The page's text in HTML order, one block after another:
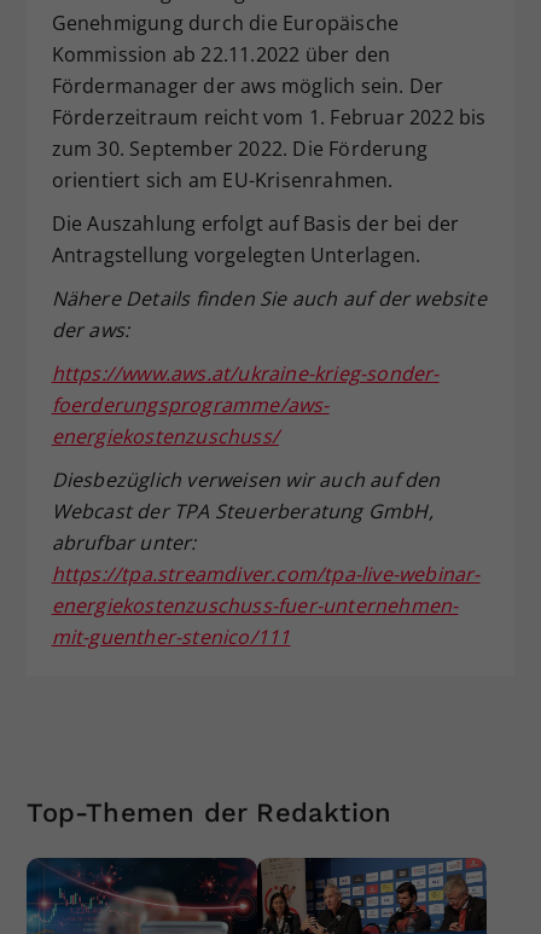
Genehmigung durch die Europäische
Kommission ab 22.11.2022 über den
Fördermanager der aws möglich sein. Der
Förderzeitraum reicht vom 1. Februar 2022 bis
zum 30. September 2022. Die Förderung
orientiert sich am EU-Krisenrahmen.
Die Auszahlung erfolgt auf Basis der bei der
Antragstellung vorgelegten Unterlagen.
Nähere Details finden Sie auch auf der website
der aws:
https://www.aws.at/ukraine-krieg-sonder-
foerderungsprogramme/aws-
energiekostenzuschuss/
Diesbezüglich verweisen wir auch auf den
Webcast der TPA Steuerberatung GmbH,
abrufbar unter:
https://tpa.streamdiver.com/tpa-live-webinar-
energiekostenzuschuss-fuer-unternehmen-
mit-guenther-stenico/111
Top-Themen der Redaktion